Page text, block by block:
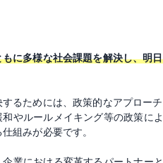
に多様な社会課題を解決し、明
るためには、政策的なアプロー
やルールメイキング等の政策に
組みが必要です。